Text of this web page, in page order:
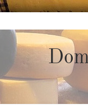
to
content